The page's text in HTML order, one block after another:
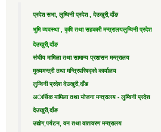
प्रदेश सभा, लुम्विनी प्रदेश , देउखुरी,दाँङ
भुमि व्यवस्था , कृषि तथा सहकारी मन्त्रालयलुम्विनी प्रदेश
देउखुरी,दाँङ
संघीय मामिला तथा सामान्य प्रशासन मन्त्रालय
मुख्यमन्त्री तथा मन्त्रिपरिषद्को कार्यालय
लुम्विनी प्रदेश देउखुरी,दाँङ
अार्थिक मामिला तथा योजना मन्त्रालय - लुम्विनी प्रदेश
देउखुरी,दाँङ
उद्याेग,पर्यटन, वन तथा वातावरण मन्त्रालय